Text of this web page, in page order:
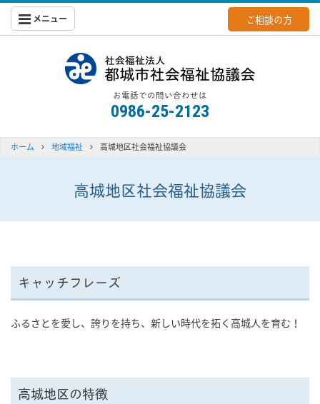
メニュー ご相談の方
お電話での問い合わせは
0986-25-2123
ホーム 地域福祉 高城地区社会福祉協議会
高城地区社会福祉協議会
キャッチフレーズ
ふるさとを愛し、誇りを持ち、新しい時代を拓く高城人を育む！
高城地区の特徴